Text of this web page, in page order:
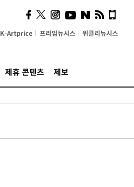
K-Artprice 프라임뉴시스 위클리뉴시스
제휴 콘텐츠 제보